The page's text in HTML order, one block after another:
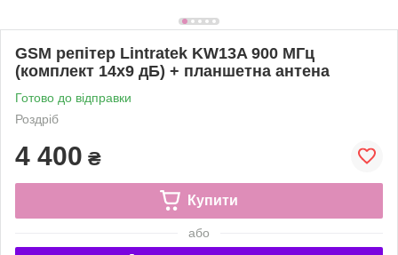
GSM репітер Lintratek KW13A 900 МГц
(комплект 14x9 дБ) + планшетна антена
Готово до відправки
Роздріб
4 400 ₴
Купити
або